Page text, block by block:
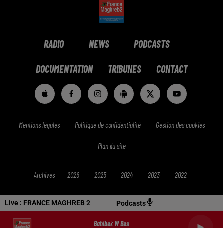
Live : FRANCE MAGHREB 2 Podcasts
Bahibek W Bes
RADIO NEWS PODCASTS
DOCUMENTATION TRIBUNES CONTACT
Mentions légales Politique de confidentialité Gestion des cookies
Plan du site
Archives 2026 2025 2024 2023 2022